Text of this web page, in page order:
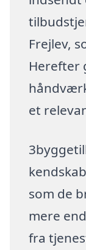
Frejlev,
Herefter
et
som de
mere
fra